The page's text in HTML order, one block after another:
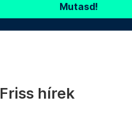
Mutasd!
Friss hírek